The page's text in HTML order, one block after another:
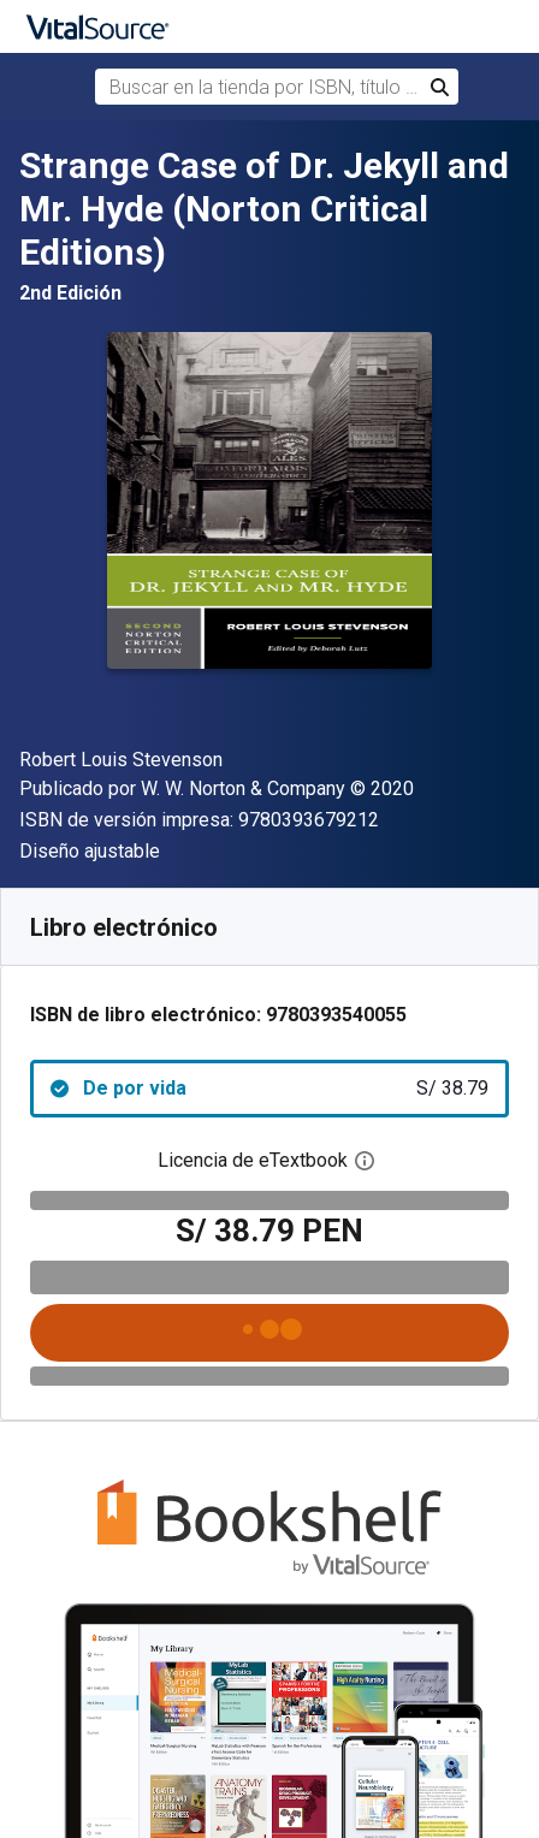
Buscar en la tienda por ISBN, título o autor
Buscar
Strange Case of Dr. Jekyll and
Mr. Hyde (Norton Critical
Editions)
2nd Edición
Autor(es)
Robert Louis Stevenson
Editor
Publicado por W. W. Norton & Company Copyright
© 2020
ISBN de versión impresa: 9780393679212
Formato
Diseño ajustable
Libro electrónico
ISBN de libro electrónico: 9780393540055
De por vida S/ 38.79
Licencia de eTextbook Abre el cuadro de
S/ 38.79 PEN